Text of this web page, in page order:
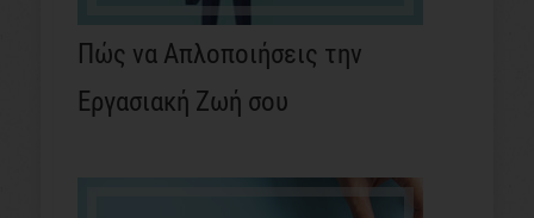
Πώς να Απλοποιήσεις την
Εργασιακή Ζωή σου